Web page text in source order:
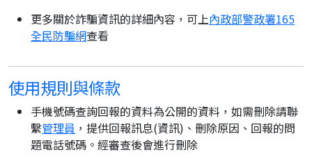
更多關於詐騙資訊的詳細內容，可上內政部警政署165
全民防騙網查看
使用規則與條款
手機號碼查詢回報的資料為公開的資料，如需刪除請聯
繫管理員 ，提供回報訊息(資訊)、刪除原因、回報的問
題電話號碼。經審查後會進行刪除